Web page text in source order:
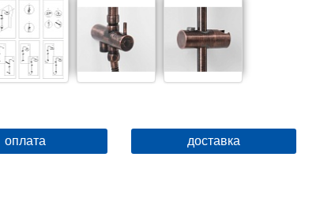
оплата доставка